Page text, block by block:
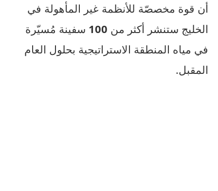
أن قوة مخصصّة للأنظمة غير المأهولة في
الخليج ستنشر أكثر من 100 سفينة مُسيّرة
في مياه المنطقة الاستراتيجية بحلول العام
المقبل.